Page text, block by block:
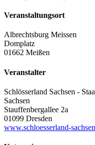
Veranstaltungsort
Albrechtsburg Meissen
Domplatz
01662 Meißen
Veranstalter
Schlösserland Sachsen -
Sachsen
Stauffenbergallee 2a
01099 Dresden
www.schloesserland-